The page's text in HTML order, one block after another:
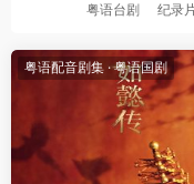
粤语台剧
纪录
粤语配音剧集 ·粤语国剧